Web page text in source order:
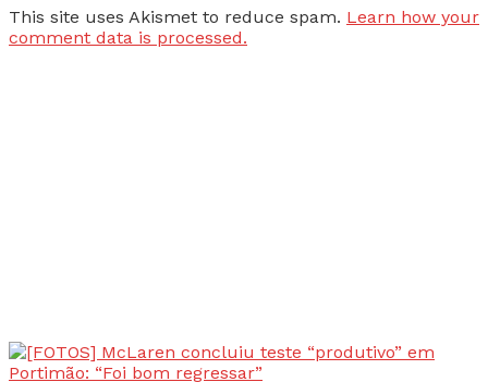
This site uses Akismet to reduce spam. Learn how your
comment data is processed.